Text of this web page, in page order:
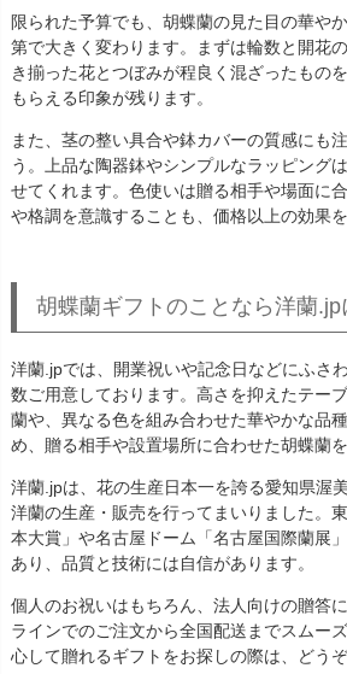
限られた予算でも、胡蝶蘭の見た目の華や
第で大きく変わります。まずは輪数と開花
き揃った花とつぼみが程良く混ざったもの
もらえる印象が残ります。
また、茎の整い具合や鉢カバーの質感にも
う。上品な陶器鉢やシンプルなラッピング
せてくれます。色使いは贈る相手や場面に
や格調を意識することも、価格以上の効果
胡蝶蘭ギフトのことなら洋蘭
洋蘭.jpでは、開業祝いや記念日などにふさ
数ご用意しております。高さを抑えたテー
蘭や、異なる色を組み合わせた華やかな品
め、贈る相手や設置場所に合わせた胡蝶蘭
洋蘭.jpは、花の生産日本一を誇る愛知県渥
洋蘭の生産・販売を行ってまいりました。
本大賞」や名古屋ドーム「名古屋国際蘭展
あり、品質と技術には自信があります。
個人のお祝いはもちろん、法人向けの贈答
ラインでのご注文から全国配送までスムー
心して贈れるギフトをお探しの際は、どう